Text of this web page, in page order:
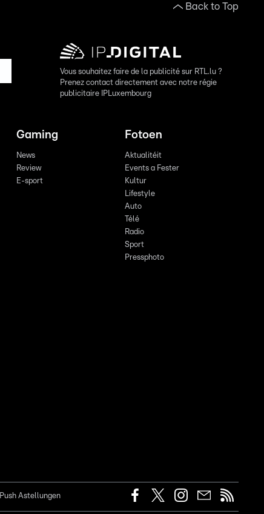
Back to Top
Vous souhaitez faire de la publicité sur RTL.lu ?
Prenez contact directement avec notre régie
publicitaire IPLuxembourg
Gaming
News
Review
E-sport
Fotoen
Aktualitéit
Events a Fester
Kultur
Lifestyle
Auto
Télé
Radio
Sport
Pressphoto
Push Astellungen